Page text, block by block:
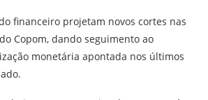
financeiro projetam novos cortes nas
Copom, dando seguimento ao
monetária apontada nos últimos